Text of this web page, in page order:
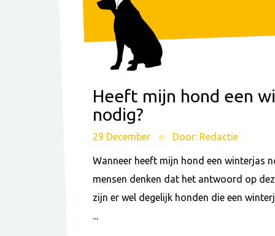
Heeft mijn hond een
nodig?
29 December Door: Redactie
Wanneer heeft mijn hond een winterjas
mensen denken dat het antwoord op
zijn er wel degelijk honden die een